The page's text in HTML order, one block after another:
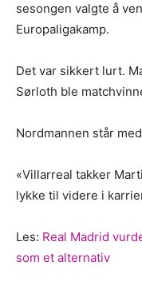
sesongen valgte å
Europaligakamp.
Det var sikkert lurt.
Sørloth ble
Nordmannen står
«Villarreal takker
lykke til videre i
Les: Real Madrid
som et alternativ